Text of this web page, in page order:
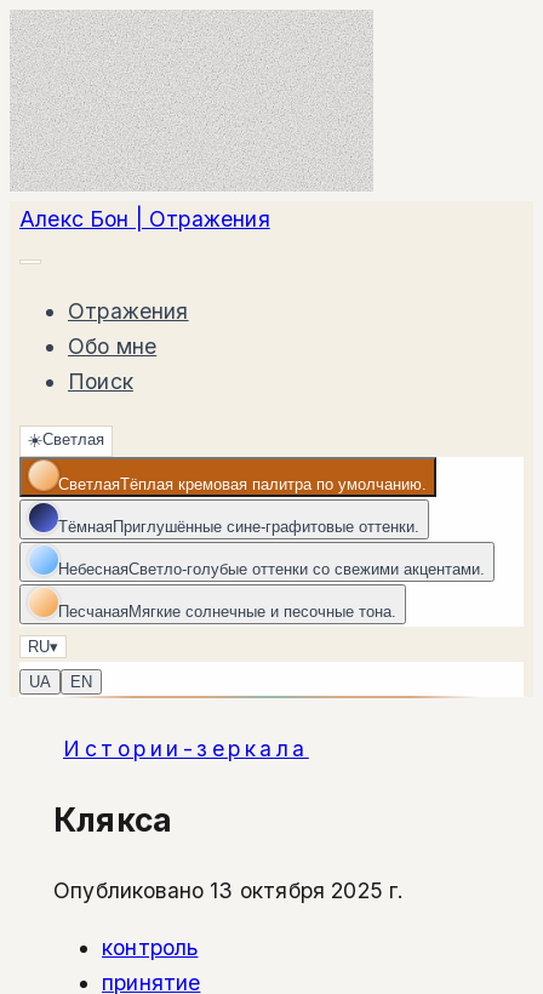
Алекс Бон | Отражения
Отражения
Обо мне
Поиск
☀️Светлая
СветлаяТёплая кремовая палитра по умолчанию.
ТёмнаяПриглушённые сине-графитовые оттенки.
НебеснаяСветло-голубые оттенки со свежими акцентами.
ПесчанаяМягкие солнечные и песочные тона.
RU▾
UA
EN
Истории-зеркала
Клякса
Опубликовано 13 октября 2025 г.
контроль
принятие